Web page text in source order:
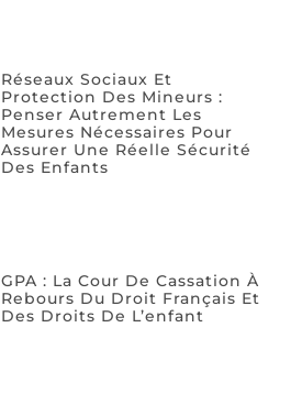
Réseaux Sociaux Et
Protection Des Mineurs :
Penser Autrement Les
Mesures Nécessaires Pour
Assurer Une Réelle Sécurité
Des Enfants
GPA : La Cour De Cassation À
Rebours Du Droit Français Et
Des Droits De L’enfant